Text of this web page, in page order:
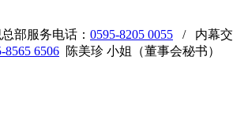
部服务电话： 0595-8205 0055 / 内幕交
8565 6506 陈美珍 小姐（董事会秘书）